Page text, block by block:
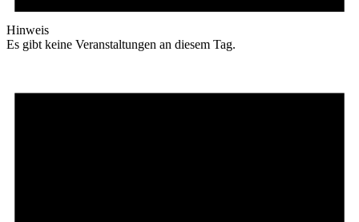
Hinweis
Es gibt keine Veranstaltungen an diesem Tag.